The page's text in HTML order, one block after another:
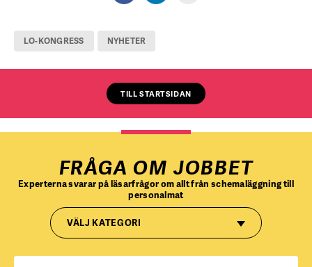
LO-KONGRESS NYHETER
TILL STARTSIDAN
FRÅGA OM JOBBET
Experterna svarar på läsarfrågor om allt från schemaläggning till
personalmat
VÄLJ KATEGORI